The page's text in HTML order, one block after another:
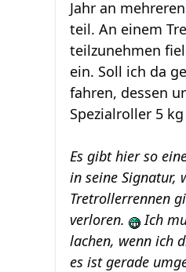
Jahr an
teil. An einem
teilzunehmen
ein. Soll ich da
fahren, dessen
Spezialroller 5
Es gibt hier so
in seine Signatur,
Tretrollerrennen
verloren.
Ich
lachen, wenn ich
es ist gerade